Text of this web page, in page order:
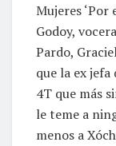
Mujeres ‘Por
Godoy,
Pardo,
que la ex
4T que más
le teme a
menos a